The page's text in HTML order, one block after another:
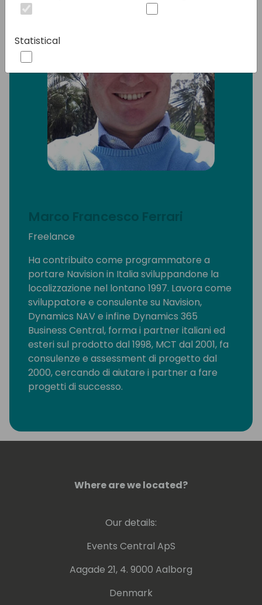
Marco Francesco Ferrari
Freelance
Ha contribuito come programmatore a
portare Navision in Italia sviluppandone la
localizzazione nel lontano 1997. Lavora come
sviluppatore e consulente su Navision,
Dynamics NAV e infine Dynamics 365
Business Central, forma i partner italiani ed
esteri sul prodotto dal 1998, MCT dal 2001, fa
consulenze e assessment di progetto dal
2000, cercando di aiutare i partner a fare
progetti di successo.
Where are we located?
Our details:
Events Central ApS
Aagade 21, 4. 9000 Aalborg
Denmark
Statistical